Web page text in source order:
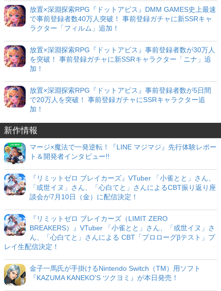
放置×深淵探索RPG『ドットアビス』DMM GAMES史上最速
で事前登録者数40万人突破！ 事前登録ガチャに新SSRキャ
ラクター「フィルム」追加！
放置×深淵探索RPG『ドットアビス』事前登録者数が30万人
を突破！ 事前登録ガチャに新SSRキャラクター「ニナ」追
加！
放置×深淵探索RPG『ドットアビス』事前登録者数が5日間
で20万人を突破！ 事前登録ガチャにSSRキャラクター追
加！
新作情報
マージ×魔法で一発逆転！『LINE マジマジ』先行体験レポー
ト＆開発者インタビュー!!
『リミットゼロ ブレイカーズ』VTuber 「小雀とと」さん、
「或世イヌ」さん、「心白てと」さんによるCBT振り返り座
談会が7月10日（金）に配信決定！
『リミットゼロ ブレイカーズ（LIMIT ZERO
BREAKERS）』VTuber 「小雀とと」さん、「或世イヌ」さ
ん、「心白てと」さんによる CBT「プロローグβテスト」プ
レイ生配信決定！
金子一馬氏が手掛けるNintendo Switch（TM）用ソフト
『KAZUMA KANEKO'S ツクヨミ』が本日発売！